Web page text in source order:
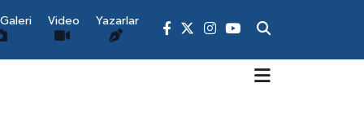
Video Yazarlar